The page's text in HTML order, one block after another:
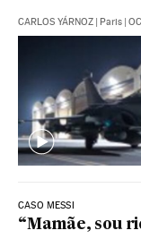
CARLOS YÁRNOZ | Paris |
CASO MESSI
“Mamãe, sou